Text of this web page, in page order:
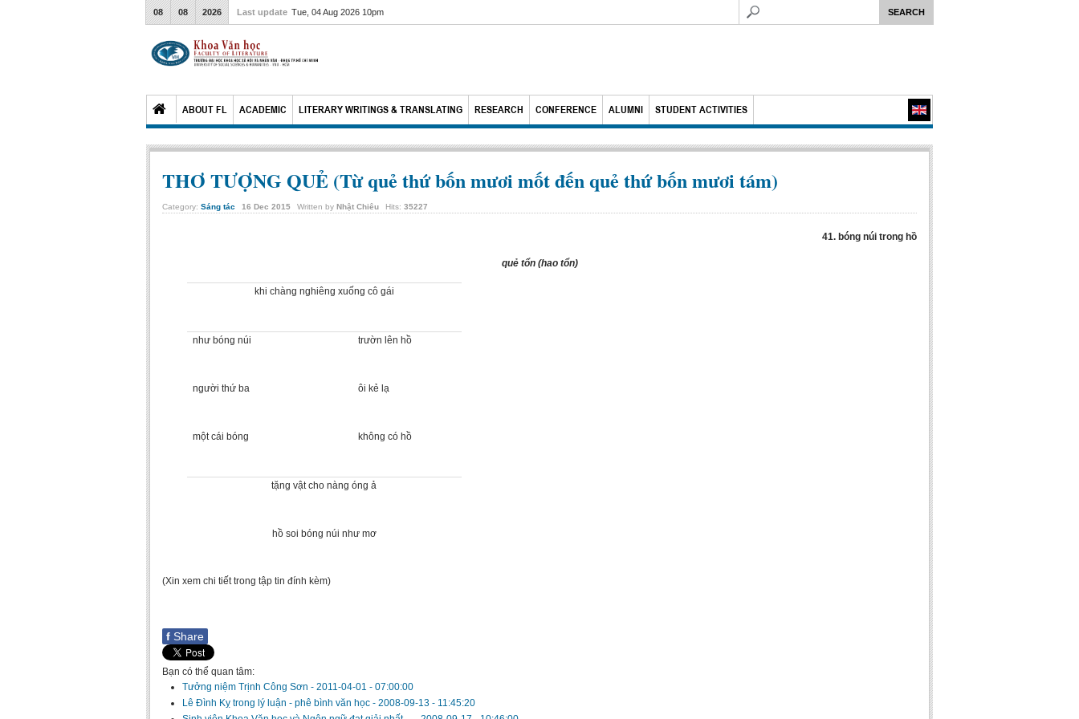
08 08 2026 Last update Tue, 04 Aug 2026 10pm
ABOUT FL ACADEMIC LITERARY WRITINGS & TRANSLATING RESEARCH CONFERENCE ALUMNI STUDENT ACTIVITIES
THƠ TƯỢNG QUẺ (Từ quẻ thứ bốn mươi mốt đến quẻ thứ bốn mươi tám)
Category: Sáng tác 16 Dec 2015 Written by Nhật Chiêu Hits: 35227
41. bóng núi trong hồ
quẻ tổn (hao tổn)
khi chàng nghiêng xuống cô gái
như bóng núi
người thứ ba
một cái bóng
trườn lên hồ
ôi kẻ lạ
không có hồ
tặng vật cho nàng óng ả
hồ soi bóng núi như mơ
(Xin xem chi tiết trong tập tin đính kèm)
f Share
Bạn có thể quan tâm:
Tưởng niệm Trịnh Công Sơn - 2011-04-01 - 07:00:00
Lê Đình Kỵ trong lý luận - phê bình văn học - 2008-09-13 - 11:45:20